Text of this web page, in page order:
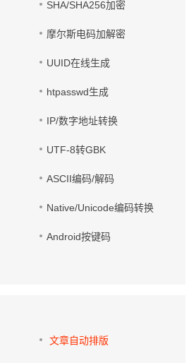
SHA/SHA256加密
摩尔斯电码加解密
UUID在线生成
htpasswd生成
IP/数字地址转换
UTF-8转GBK
ASCII编码/解码
Native/Unicode编码转换
Android按键码
文章自动排版